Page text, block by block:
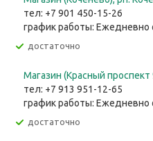
тел: +7 901 450-15-26
график работы: Ежедневно
Достаточно
Магазин (Красный
тел: +7 913 951-12-65
график работы: Ежедневно
Достаточно